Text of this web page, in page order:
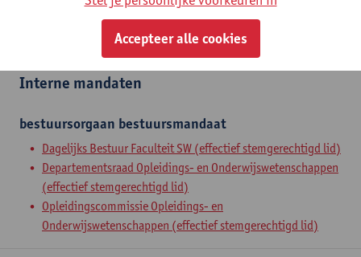
Assisterend academisch pers.
mandaatassistent
Interne mandaten
bestuursorgaan bestuursmandaat
Dagelijks Bestuur Faculteit SW (effectief stemgerechtigd lid)
Departementsraad Opleidings- en Onderwijswetenschappen
(effectief stemgerechtigd lid)
Opleidingscommissie Opleidings- en
Onderwijswetenschappen (effectief stemgerechtigd lid)
Accepteer alle cookies